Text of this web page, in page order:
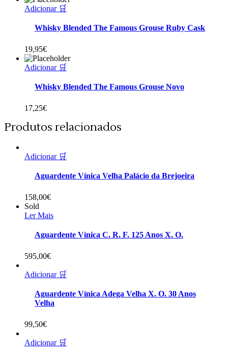
Adicionar 🛒
Whisky Blended The Famous Grouse Ruby Cask
19,95€
Adicionar 🛒
Whisky Blended The Famous Grouse Novo
17,25€
Produtos relacionados
Adicionar 🛒
Aguardente Vínica Velha Palácio da Brejoeira
158,00€
Sold
Ler Mais
Aguardente Vínica C. R. F. 125 Anos X. O.
595,00€
Adicionar 🛒
Aguardente Vínica Adega Velha X. O. 30 Anos
Velha
99,50€
Adicionar 🛒